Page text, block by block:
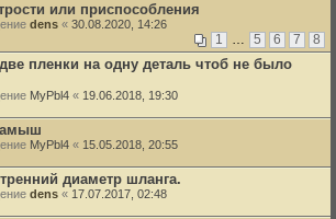
или приспособления
dens « 30.08.2020, 14:26
1 … 5 6 7 8
пленки на одну деталь чтоб не было
MyPbl4 « 19.06.2018, 19:30
MyPbl4 « 15.05.2018, 20:55
диаметр шланга.
dens « 17.07.2017, 02:48